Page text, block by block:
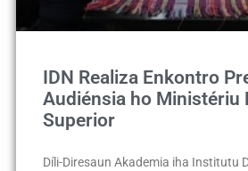
IDN Realiza Enkontro
Audiénsia ho Ministériu
Superior
Díli-Diresaun Akademia iha Institutu